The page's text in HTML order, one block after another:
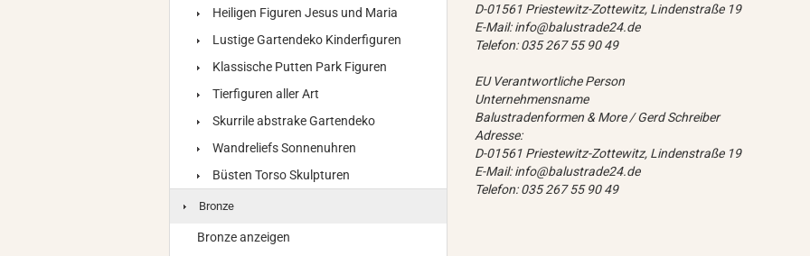
D-01561 Priestewitz-Zottewitz, Lindenstraße 19
E-Mail: info@balustrade24.de
Telefon: 035 267 55 90 49
EU Verantwortliche Person
Unternehmensname
Balustradenformen & More / Gerd Schreiber
Adresse:
D-01561 Priestewitz-Zottewitz, Lindenstraße 19
E-Mail: info@balustrade24.de
Telefon: 035 267 55 90 49
Heiligen Figuren Jesus und Maria
Lustige Gartendeko Kinderfiguren
Klassische Putten Park Figuren
Tierfiguren aller Art
Skurrile abstrake Gartendeko
Wandreliefs Sonnenuhren
Büsten Torso Skulpturen
Bronze
Bronze anzeigen